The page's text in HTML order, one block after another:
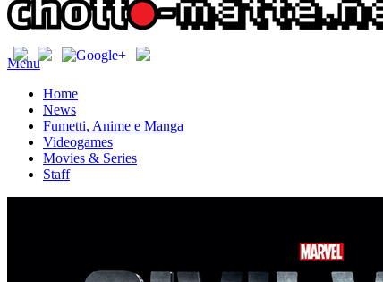
Menu
Home
News
Fumetti, Anime e Manga
Videogames
Movies & Series
Staff